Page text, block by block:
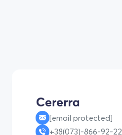
[email protected]
+38(073)-866-92-22